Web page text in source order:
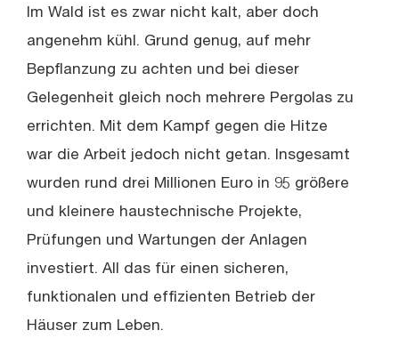
Im Wald ist es zwar nicht kalt, aber doch
angenehm kühl. Grund genug, auf mehr
Bepflanzung zu achten und bei dieser
Gelegenheit gleich noch mehrere Pergolas zu
errichten. Mit dem Kampf gegen die Hitze
war die Arbeit jedoch nicht getan. Insgesamt
wurden rund drei Millionen Euro in 95 größere
und kleinere haustechnische Projekte,
Prüfungen und Wartungen der Anlagen
investiert. All das für einen sicheren,
funktionalen und effizienten Betrieb der
Häuser zum Leben.